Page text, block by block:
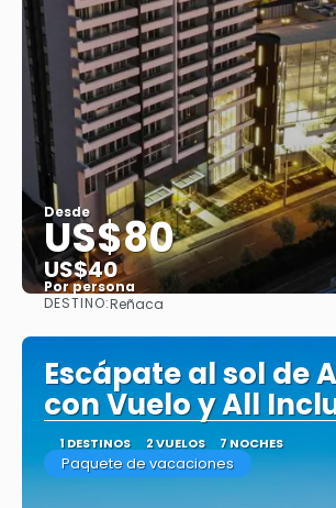
Desde
US$80
US$40
Por persona
DESTINO:Reñaca
Escápate al sol de
con Vuelo y All
1 DESTINOS 2 VUELOS 7 NOCHES
Paquete de vacaciones